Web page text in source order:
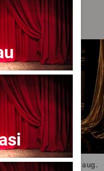
OPERA BRAȘOV ESTIVAL – ROMANCE & CINEMA - CONCERT Sâm, 29 aug.